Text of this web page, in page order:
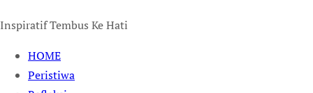
Inspiratif Tembus Ke Hati
HOME
Peristiwa